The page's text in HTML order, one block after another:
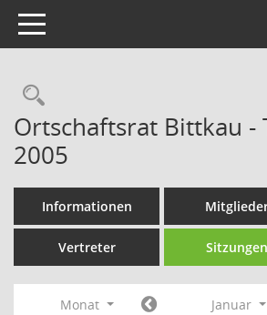
Toggle navigation
Rechercheauswahl
Ortschaftsrat Bittkau -
2005
Informationen
Vertreter Sitzungen
Monat Januar